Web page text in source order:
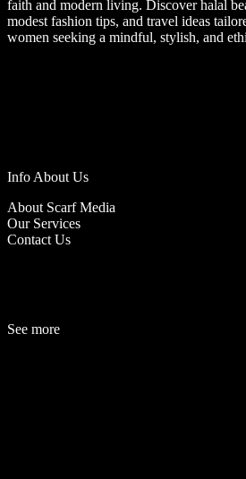
faith and modern living. Discover halal
modest fashion tips, and travel ideas
women seeking a mindful, stylish, and
Info About Us
About Scarf Media
Our Services
Contact Us
See more